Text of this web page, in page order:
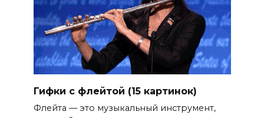
Гифки с флейтой (15 картинок)
Флейта — это музыкальный инструмент,